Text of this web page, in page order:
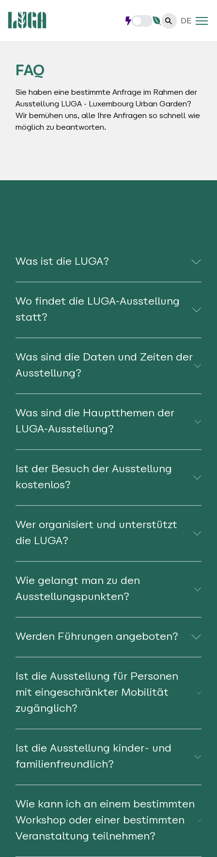
DE
FAQ
Sie haben eine bestimmte Anfrage im Rahmen der
Ausstellung LUGA - Luxembourg Urban Garden?
Wir bemühen uns, alle Ihre Anfragen so schnell wie
möglich zu beantworten.
Was ist die LUGA?
Wo findet die LUGA-Ausstellung
statt?
Was sind die Daten und Zeiten der
Ausstellung?
Was sind die Hauptthemen der
LUGA-Ausstellung?
Ist der Besuch der Ausstellung
kostenlos?
Wer organisiert und unterstützt
die LUGA?
Wie gelangt man zu den
Ausstellungspunkten?
Werden Führungen angeboten?
Ist die Ausstellung für Personen
mit eingeschränkter Mobilität
zugänglich?
Ist die Ausstellung kinder- und
familienfreundlich?
Wie kann ich an einem bestimmten
Workshop oder einer bestimmten
Veranstaltung teilnehmen?